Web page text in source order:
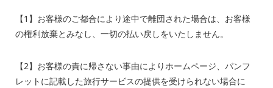
【1 】お客様のご都合により途中で離団された場合は、お客様
の権利放棄とみなし、一切の払い戻しをいたしません。
【2】お客様の責に帰さない事由によりホームページ、パンフ
レットに記載した旅行サービスの提供を受けられない場合に